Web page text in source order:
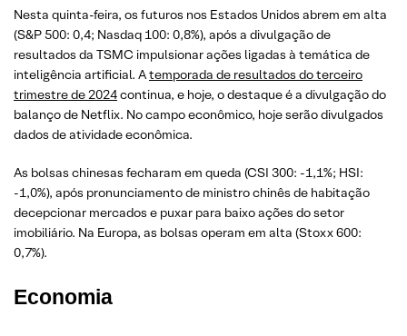
Nesta quinta-feira, os futuros nos Estados Unidos abrem em alta
(S&P 500: 0,4; Nasdaq 100: 0,8%), após a divulgação de
resultados da TSMC impulsionar ações ligadas à temática de
inteligência artificial. Atemporada de resultados do terceiro
trimestre de 2024continua, e hoje, o destaque é a divulgação do
balanço de Netflix. No campo econômico, hoje serão divulgados
dados de atividade econômica.
As bolsas chinesas fecharam em queda (CSI 300: -1,1%; HSI:
-1,0%), após pronunciamento de ministro chinês de habitação
decepcionar mercados e puxar para baixo ações do setor
imobiliário. Na Europa, as bolsas operam em alta (Stoxx 600:
0,7%).
Economia